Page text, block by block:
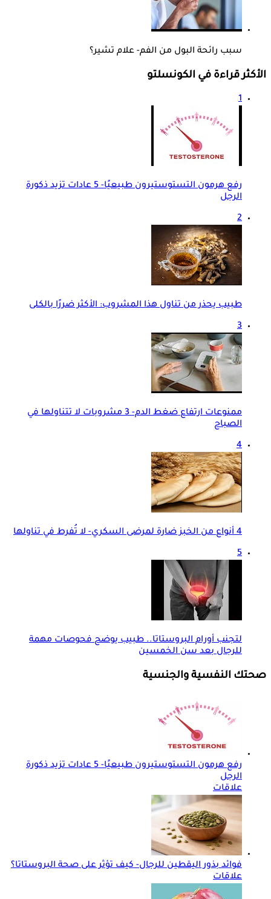
سبب رائحة البول من الفم- علام تشير؟
الأكثر قراءة في الكونسلتو
1
رفع هرمون التستوستيرون طبيعيًا- 5 عادات تزيد ذكورة
الرجل
2
طبيب يحذر من تناول هذا المشروب: الأكثر ضررًا بالكلى
3
ممنوعات ارتفاع ضغط الدم- 3 مشروبات لا تتناولها في
الصباح
4
4 أنواع من الخبز ضارة لمرضى السكري- لا تُفرط في تناولها
5
لتجنب أورام البروستاتا.. طبيب يوضح فحوصات مهمة
للرجال بعد سن الخمسين
صحتك النفسية والجنسية
رفع هرمون التستوستيرون طبيعيًا- 5 عادات تزيد ذكورة
الرجل
علاقات
فوائد بذور اليقطين للرجال- كيف تؤثر على صحة البروستاتا؟
علاقات